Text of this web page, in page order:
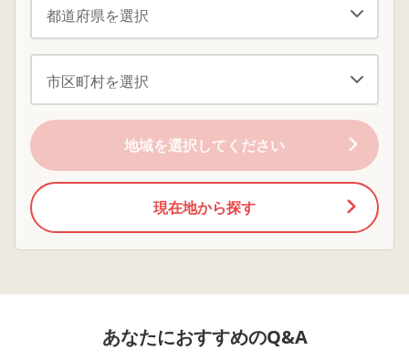
う。 じゃあ、どうす
れば良い？ 旦那がい
なかったらとっくに
刑務所だと日々思
う。 周りには障害児
を育ててる友達が沢
山いる。 だから、
時々励まし合い、愚
痴を聞いてもらった
りしてるし、気晴ら
しに旅行行ったり、
ジム行ったり、多
分、経済的には恵ま
れてる。 発散すると
ころがあるから良い
ね！、、？ 家に子供
めんね、きっと他の
母ちゃんなら、もっ
どで手こずっている
ようです。加配の先
必要に応じて個別に
声掛けをしてくださ
っています。日によ
ってはサッと出来る
日もあるようで、ど
のタイミングででき
たりできなかったり
するのかはまだ分か
っていません。やる
事は分かっているの
くなく‥。家でも声掛
けが必須ですが、最
分かっていても衝
の場で断ることが
きず好奇心もあっ
流されてしまう状
学童に預けられれ
預けたいのですが
度上叶わず 通所
放デイも朝から晩
で利用できるとこ
でもない(上記の通
個別療育のため1
時間) 民間学童も3
生までなので受け
れ先がない。 お友
保護者の連絡先も
ているんだけど、支援学級でも情緒だと支援はほとんどな
いです。 いずれ普通の社会に戻す、という前提なんでし
ょうね。 教室移動も子供自身でしないといけなくて、例
えば朝の会は普通学級で、１・２時間目が国語と算数で支
援クラスに行き、３・４時間目は図工で普通学級に。 給
食と掃除はそのまま普通学級で、５時間目が国語なら、５
時間目のチャイムが鳴る前に文房具を持って支援クラスに
移動も、自己判断です。 送迎はないです、小１の４月の
みでした。 普通学級の子なら教室にいれば先生が来てく
れるのに、支援学級の方がタスクが多く判断力を求められ
るという、かえってハードルが上がってました。 そんな
～５、支援学級、キャンプに習い事に、地域イベント参
加、児童館利用など日祝日も休みなく多くの経験をさせま
地域を選択してください
現在地から探す
あなたにおすすめのQ&A